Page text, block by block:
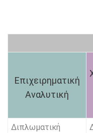
Επιχειρηματική
Αναλυτική
Διπλωματική